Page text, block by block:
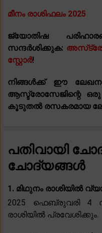
മീനം രാശിഫലം 2025
ജ്യോതിഷ
സന്ദർശിക്കുക:
സ്റ്റോർ!
നിങ്ങൾക്ക് ഈ ലേഖനം
ആസ്ട്രോസേജിന്റെ ഒരു
കൂടുതൽ രസകരമായ
പതിവായി
ചോദ്യങ്ങൾ
1. മിഥുനം രാശിയിൽ
2025 ഫെബ്രുവരി 4
രാശിയിൽ പ്രവേശിക്കും.